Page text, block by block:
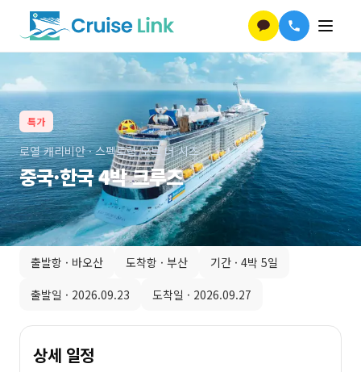
특가
로열 캐리비안·스펙트럼 오브 더 시즈
중국·한국 4박 크루즈
출발항 · 바오산 도착항 · 부산 기간 · 4박 5일
출발일 · 2026.09.23 도착일 · 2026.09.27
상세 일정